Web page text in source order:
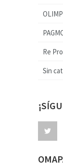
Re Pro
Sin